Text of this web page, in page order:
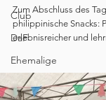
Club
DaF
Ehemalige
Zum Abschluss des
philippinische Snacks:
erlebnisreicher und